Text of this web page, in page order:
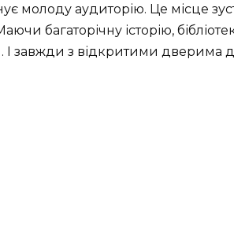
молоду аудиторію. Це місце
багаторічну історію,
І завжди з відкритими дверима